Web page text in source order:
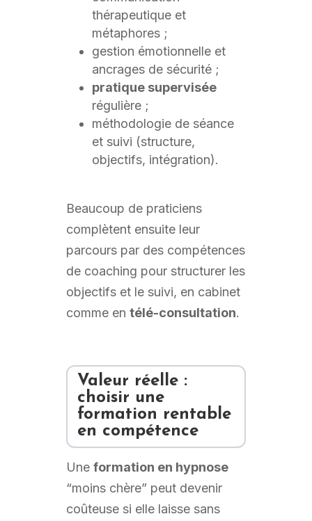
thérapeutique et
métaphores ;
gestion émotionnelle et
ancrages de sécurité ;
pratique supervisée
régulière ;
méthodologie de séance
et suivi (structure,
objectifs, intégration).
Beaucoup de praticiens
complètent ensuite leur
parcours par des compétences
de coaching pour structurer les
objectifs et le suivi, en cabinet
comme en télé-consultation.
Valeur réelle :
choisir une
formation rentable
en compétence
Une formation en hypnose
“moins chère” peut devenir
coûteuse si elle laisse sans